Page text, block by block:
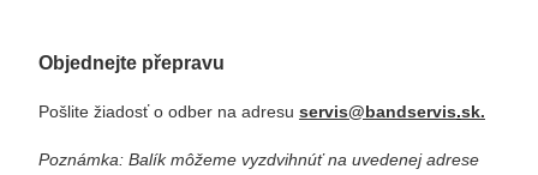
Objednejte přepravu
Pošlite žiadosť o odber na adresu servis@bandservis.sk.
Poznámka: Balík môžeme vyzdvihnúť na uvedenej adrese